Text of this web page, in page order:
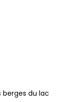
berges du lac